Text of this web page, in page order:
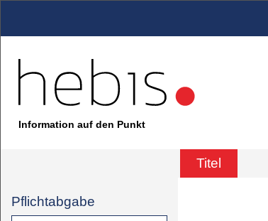
Information auf den Punkt
Titel
Pflichtabgabe